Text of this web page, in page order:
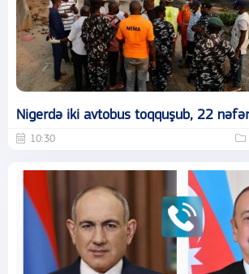
Nigerdə iki avtobus toqquşub, 22
10:30